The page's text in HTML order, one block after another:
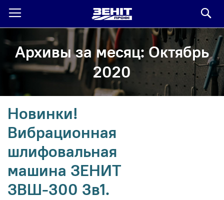
Архивы за месяц: Октябрь
2020
Новинки!
Вибрационная
шлифовальная
машина ЗЕНИТ
ЗВШ-300 3в1.